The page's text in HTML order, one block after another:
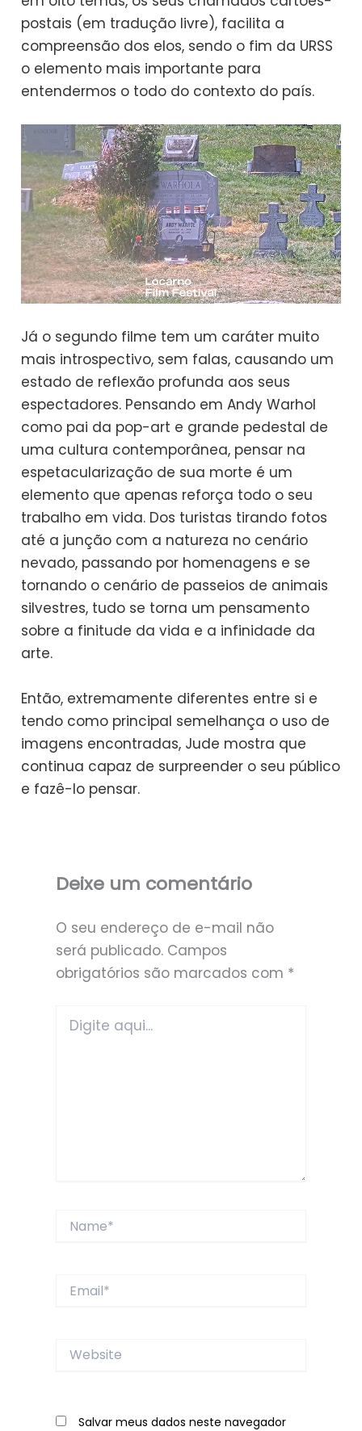
postais (em tradução livre), facilita a
compreensão dos elos, sendo o fim da URSS
o elemento mais importante para
entendermos o todo do contexto do país.
Já o segundo filme tem um caráter muito
mais introspectivo, sem falas, causando um
estado de reflexão profunda aos seus
espectadores. Pensando em Andy Warhol
como pai da pop-art e grande pedestal de
uma cultura contemporânea, pensar na
espetacularização de sua morte é um
elemento que apenas reforça todo o seu
trabalho em vida. Dos turistas tirando fotos
até a junção com a natureza no cenário
nevado, passando por homenagens e se
tornando o cenário de passeios de animais
silvestres, tudo se torna um pensamento
sobre a finitude da vida e a infinidade da
arte.
Então, extremamente diferentes entre si e
tendo como principal semelhança o uso de
imagens encontradas, Jude mostra que
continua capaz de surpreender o seu público
e fazê-lo pensar.
Deixe um comentário
O seu endereço de e-mail não
será publicado. Campos
obrigatórios são marcados com *
aqui...
Website
Salvar meus dados neste navegador